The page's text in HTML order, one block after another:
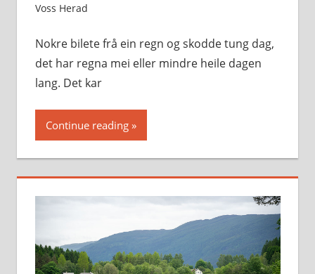
Voss Herad
Nokre bilete frå ein regn og skodde tung dag,
det har regna mei eller mindre heile dagen
lang. Det kar
Continue reading